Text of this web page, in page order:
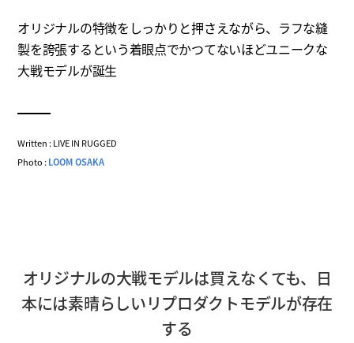
オリジナルの特徴をしっかりと押さえながら、ラフな縫
製を誇張するという着眼点でかつてないほどユニークな
大戦モデルが誕生
Written : LIVE IN RUGGED
Photo :LOOM OSAKA
オリジナルの大戦モデルは買えなくても、日
本には素晴らしいリプロダクトモデルが存在
する